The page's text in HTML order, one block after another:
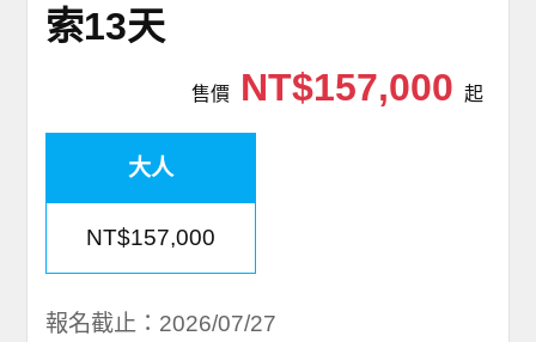
索13天
售價NT$157,000 起
大人
NT$157,000
報名截止：2026/07/27